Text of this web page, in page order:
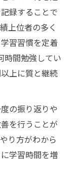
録することで
上位者の多く
習習慣を定着
時間勉強してい
上に質と継続
の振り返りや
を行うことが
り方がわから
学習時間を増